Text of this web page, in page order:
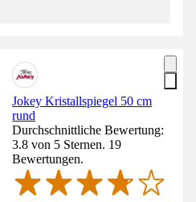
Jokey Kristallspiegel 50 cm
rund
Durchschnittliche Bewertung:
3.8 von 5 Sternen. 19
Bewertungen.